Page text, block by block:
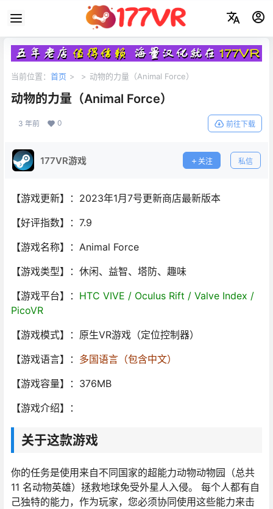
当前位置： 首页 > > 动物的力量（Animal Force）
动物的力量（Animal Force）
3 年前 0 前往下载
177VR游戏 关注 私信
【游戏更新】：2023年1月7号更新商店最新版本
【好评指数】：7.9
【游戏名称】：Animal Force
【游戏类型】：休闲、益智、塔防、趣味
【游戏平台】： HTC VIVE / Oculus Rift / Valve Index /
PicoVR
【游戏模式】：原生VR游戏（定位控制器）
【游戏语言】： 多国语言（包含中文）
【游戏容量】：376MB
【游戏介绍】：
关于这款游戏
你的任务是使用来自不同国家的超能力动物动物园（总共
11 名动物英雄）拯救地球免受外星人入侵。 每个人都有自
己独特的能力，作为玩家，您必须协同使用这些能力来击